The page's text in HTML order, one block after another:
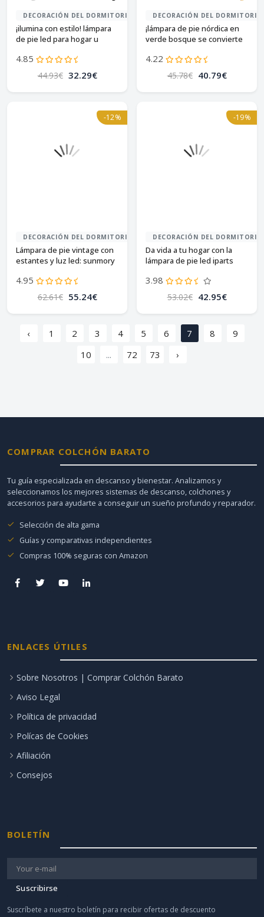
DECORACIÓN DEL DORMITORIO
¡ilumina con estilo! lámpara
de pie led para hogar u
4.85
44.93€ 32.29€
DECORACIÓN DEL DORMITORIO
¡lámpara de pie nórdica en
verde bosque se convierte
lámpara de pie en verde
bosque!
4.22
45.78€ 40.79€
-12%
DECORACIÓN DEL DORMITORIO
Lámpara de pie vintage con
estantes y luz led: sunmory
4.95
62.61€ 55.24€
-19%
DECORACIÓN DEL DORMITORIO
Da vida a tu hogar con la
lámpara de pie led iparts
3.98
53.02€ 42.95€
‹ 1 2 3 4 5 6 7 8
9
10
... 72 73 ›
COMPRAR COLCHÓN BARATO
Tu guía especializada en descanso y bienestar. Analizamos y
seleccionamos los mejores sistemas de descanso, colchones y
accesorios para ayudarte a conseguir un sueño profundo y reparador.
Selección de alta gama
Guías y comparativas independientes
Compras 100% seguras con Amazon
ENLACES ÚTILES
Sobre Nosotros | Comprar Colchón Barato
Aviso Legal
Política de privacidad
Polícas de Cookies
Afiliación
Consejos
BOLETÍN
Suscribirse
Suscríbete a nuestro boletín para recibir ofertas de descuento